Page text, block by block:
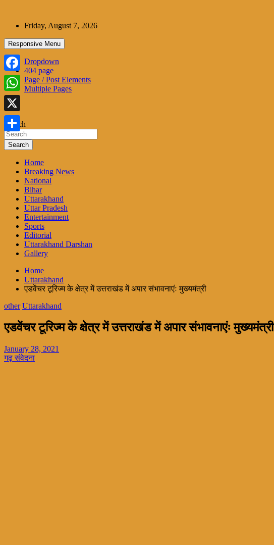
contentFriday, August 7, 2026
Responsive Menu
Dropdown
404 page
Page / Post Elements
Multiple Pages
Search
Search
Home
Breaking News
National
Bihar
Uttarakhand
Uttar Pradesh
Entertainment
Sports
Editorial
Uttarakhand Darshan
Gallery
Home
Uttarakhand
एडवेंचर टूरिज्म के क्षेत्र में उत्तराखंड में अपार संभावनाएंः मुख्यमंत्री
other Uttarakhand
एडवेंचर टूरिज्म के क्षेत्र में उत्तराखंड में अपार संभावनाएंः मुख्यमंत्री
January 28, 2021
गढ़ संवेदना
Facebook
WhatsApp
X
Share